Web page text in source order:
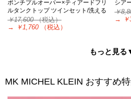
ポンチプルオーバー×ティアードフリ
ルタンクトップ ツインセット/洗える
￥17,600（税込）
→
￥1,760 （税込）
シア
￥
→
もっと見る
MK MICHEL KLEIN おすすめ